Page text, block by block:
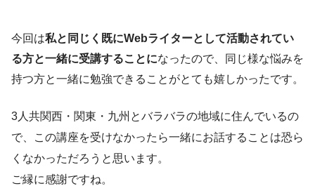
今回は私と同じく既にWebライターとして活動されてい
る方と一緒に受講することになったので、同じ様な悩みを
持つ方と一緒に勉強できることがとても嬉しかったです。
3人共関西・関東・九州とバラバラの地域に住んでいるの
で、この講座を受けなかったら一緒にお話することは恐ら
くなかっただろうと思います。
ご縁に感謝ですね。